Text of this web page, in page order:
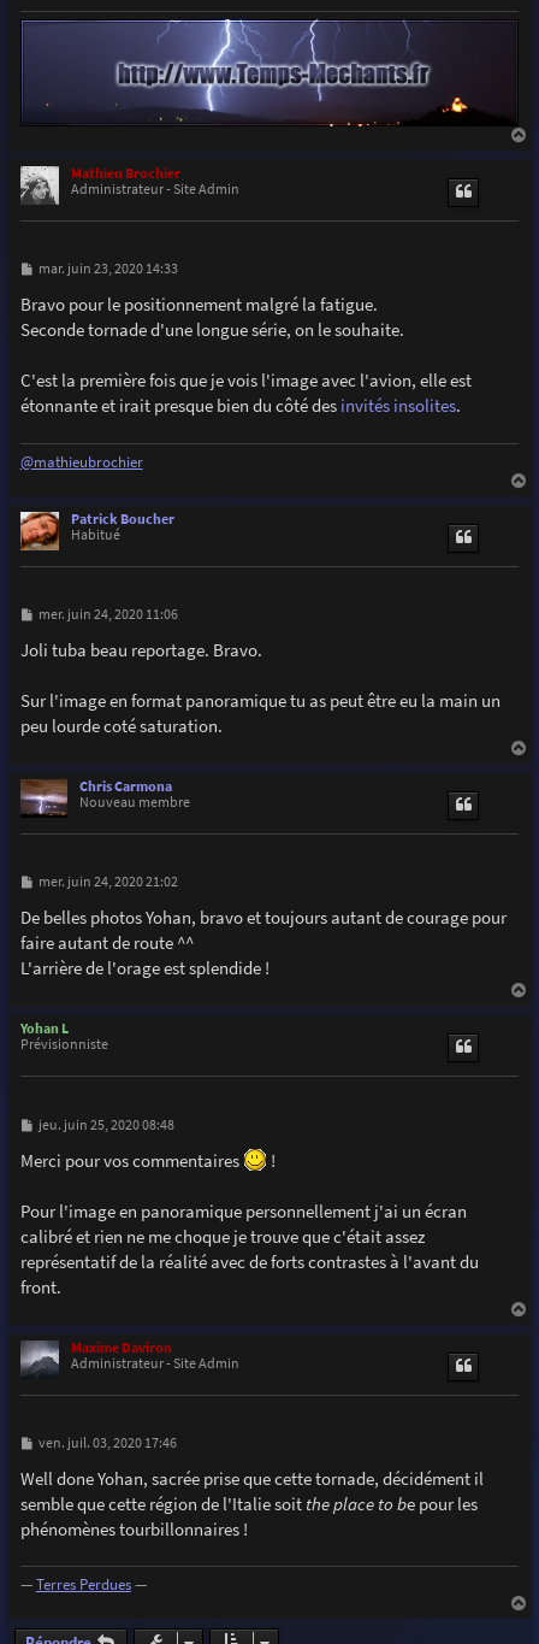
Mathieu Brochier
Administrateur - Site Admin
M
s
s
a
mar. juin 23, 2020 14:33
Bravo pour le positionnement malgré la fatigue.
Seconde tornade d'une longue série, on le souhaite.
C'est la première fois que je vois l'image avec l'avion, elle est
étonnante et irait presque bien du côté des invités insolites.
@mathieubrochier
Patrick Boucher
Habitué
M
s
s
e
mer. juin 24, 2020 11:06
Joli tuba beau reportage. Bravo.
Sur l'image en format panoramique tu as peut être eu la main un
peu lourde coté saturation.
Chris Carmona
Nouveau membre
M
s
s
a
e
mer. juin 24, 2020 21:02
De belles photos Yohan, bravo et toujours autant de courage pour
faire autant de route ^^
L'arrière de l'orage est splendide !
Yohan L
Prévisionniste
M
s
s
e
jeu. juin 25, 2020 08:48
Merci pour vos commentaires !
Pour l'image en panoramique personnellement j'ai un écran
calibré et rien ne me choque je trouve que c'était assez
représentatif de la réalité avec de forts contrastes à l'avant du
front.
Maxime Daviron
Administrateur - Site Admin
M
s
s
a
e
ven. juil. 03, 2020 17:46
Well done Yohan, sacrée prise que cette tornade, décidément il
semble que cette région de l'Italie soit the place to be pour les
phénomènes tourbillonnaires !
—Terres Perdues—
a